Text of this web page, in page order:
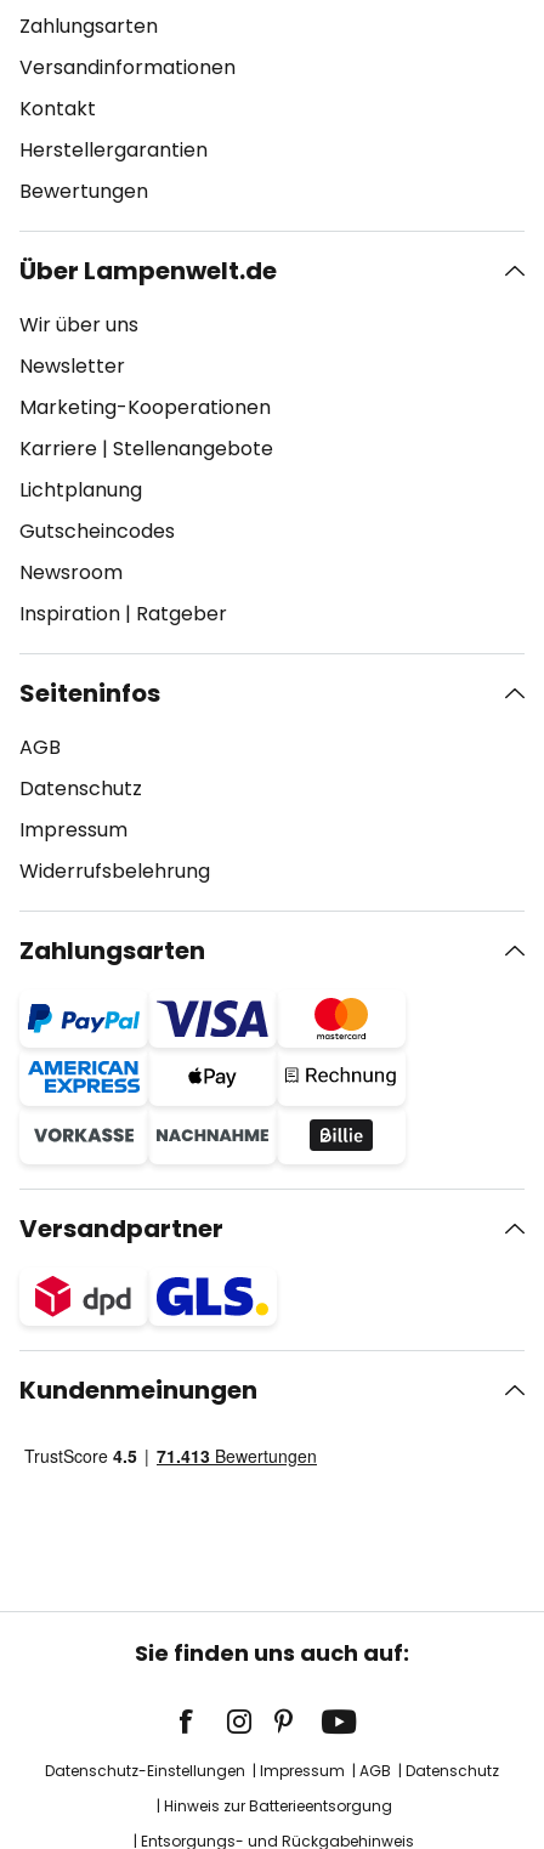
Zahlungsarten
Versandinformationen
Kontakt
Herstellergarantien
Bewertungen
Über Lampenwelt.de
Wir über uns
Newsletter
Marketing-Kooperationen
Karriere | Stellenangebote
Lichtplanung
Gutscheincodes
Newsroom
Inspiration | Ratgeber
Seiteninfos
AGB
Datenschutz
Impressum
Widerrufsbelehrung
Zahlungsarten
Versandpartner
Kundenmeinungen
Sie finden uns auch auf:
Datenschutz-Einstellungen Impressum AGB
Datenschutz
Hinweis zur Batterieentsorgung
Entsorgungs- und Rückgabehinweis